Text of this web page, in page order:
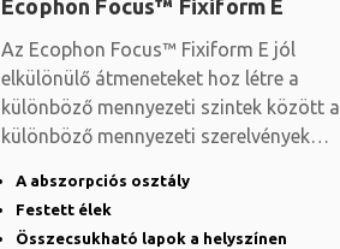
Ecophon Focus™ Fixiform E
Az Ecophon Focus™ Fixiform E jól
elkülönülő átmeneteket hoz létre a
különböző mennyezeti szintek között a
különböző mennyezeti szerelvények
A abszorpciós osztály
Festett élek
Összecsukható lapok a helyszínen